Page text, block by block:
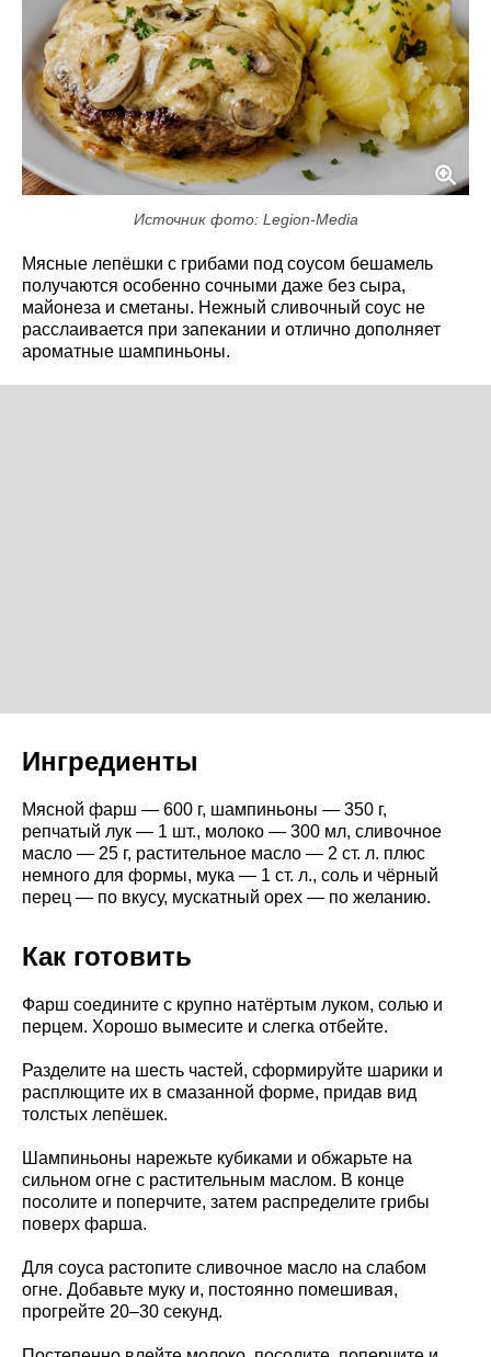
Источник фото: Legion-Media
Мясные лепёшки с грибами под соусом бешамель
получаются особенно сочными даже без сыра,
майонеза и сметаны. Нежный сливочный соус не
расслаивается при запекании и отлично дополняет
ароматные шампиньоны.
Ингредиенты
Мясной фарш — 600 г, шампиньоны — 350 г,
репчатый лук — 1 шт., молоко — 300 мл, сливочное
масло — 25 г, растительное масло — 2 ст. л. плюс
немного для формы, мука — 1 ст. л., соль и чёрный
перец — по вкусу, мускатный орех — по желанию.
Как готовить
Фарш соедините с крупно натёртым луком, солью и
перцем. Хорошо вымесите и слегка отбейте.
Разделите на шесть частей, сформируйте шарики и
расплющите их в смазанной форме, придав вид
толстых лепёшек.
Шампиньоны нарежьте кубиками и обжарьте на
сильном огне с растительным маслом. В конце
посолите и поперчите, затем распределите грибы
поверх фарша.
Для соуса растопите сливочное масло на слабом
огне. Добавьте муку и, постоянно помешивая,
прогрейте 20–30 секунд.